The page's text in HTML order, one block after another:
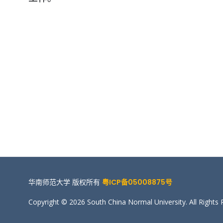
华南师范大学 版权所有 粤ICP备05008875号
Copyright © 2026 South China Normal University. All Rights